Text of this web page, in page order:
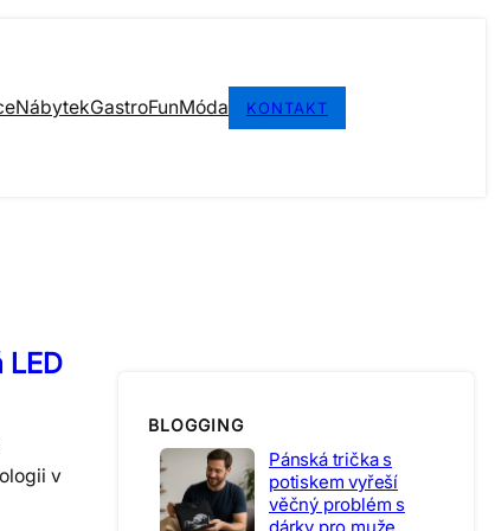
NábytekGastroFunMóda KONTAKT
LED
v
BLOGGING
Pánská trička s
potiskem vyřeší
věčný problém s
dárky pro muže